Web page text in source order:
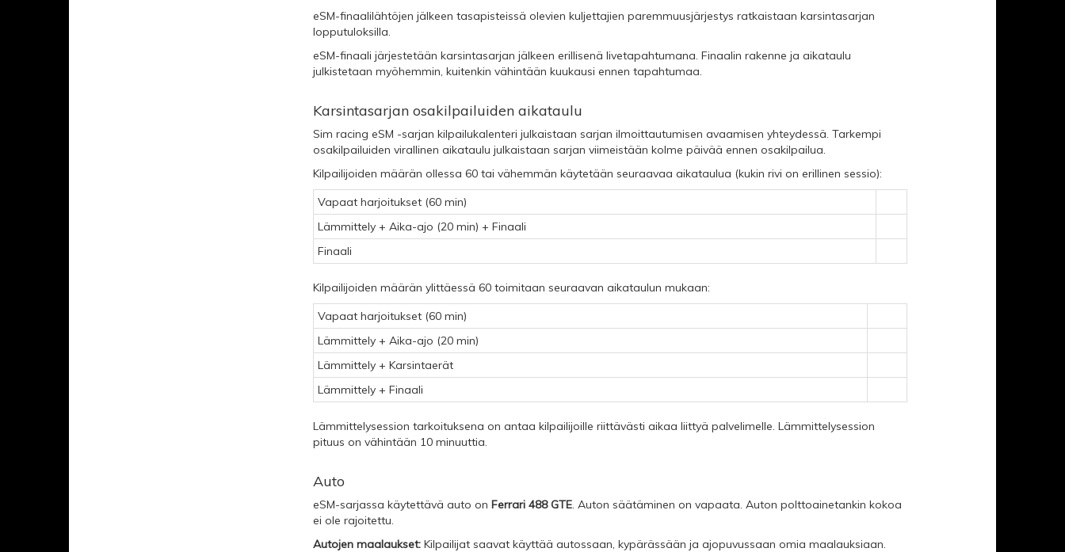
eSM-finaalilähtöjen jälkeen tasapisteissä olevien kuljettajien paremmuusjärjestys ratkaistaan karsintasarjan
lopputuloksilla.
eSM-finaali järjestetään karsintasarjan jälkeen erillisenä livetapahtumana. Finaalin rakenne ja aikataulu
julkistetaan myöhemmin, kuitenkin vähintään kuukausi ennen tapahtumaa.
Karsintasarjan osakilpailuiden aikataulu
Sim racing eSM -sarjan kilpailukalenteri julkaistaan sarjan ilmoittautumisen avaamisen yhteydessä. Tarkempi
osakilpailuiden virallinen aikataulu julkaistaan sarjan viimeistään kolme päivää ennen osakilpailua.
Kilpailijoiden määrän ollessa 60 tai vähemmän käytetään seuraavaa aikataulua (kukin rivi on erillinen sessio):
Vapaat harjoitukset (60 min)
Lämmittely + Aika-ajo (20 min) + Finaali
Finaali
Kilpailijoiden määrän ylittäessä 60 toimitaan seuraavan aikataulun mukaan:
Vapaat harjoitukset (60 min)
Lämmittely + Aika-ajo (20 min)
Lämmittely + Karsintaerät
Lämmittely + Finaali
Lämmittelysession tarkoituksena on antaa kilpailijoille riittävästi aikaa liittyä palvelimelle. Lämmittelysession
pituus on vähintään 10 minuuttia.
Auto
eSM-sarjassa käytettävä auto on Ferrari 488 GTE. Auton säätäminen on vapaata. Auton polttoainetankin kokoa
ei ole rajoitettu.
Autojen maalaukset:Kilpailijat saavat käyttää autossaan, kypärässään ja ajopuvussaan omia maalauksiaan.